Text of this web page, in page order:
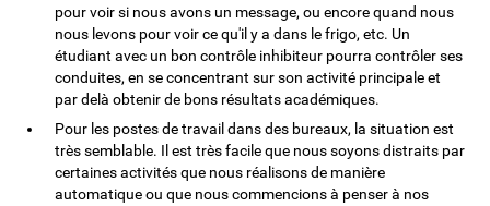
pour voir si nous avons un message, ou encore quand nous
nous levons pour voir ce qu'il y a dans le frigo, etc. Un
étudiant avec un bon contrôle inhibiteur pourra contrôler ses
conduites, en se concentrant sur son activité principale et
par delà obtenir de bons résultats académiques.
Pour les postes de travail dans des bureaux, la situation est
très semblable. Il est très facile que nous soyons distraits par
certaines activités que nous réalisons de manière
automatique ou que nous commencions à penser à nos